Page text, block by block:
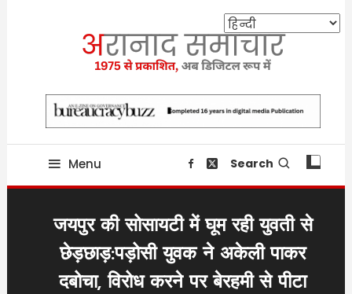
aranaadsamachar.in
Providing state related news since 1975
Menu Search
जयपुर की सोसायटी में घूम रही युवती से
छेड़छाड़:पड़ोसी युवक ने अकेली पाकर
दबोचा, विरोध करने पर बेरहमी से पीटा